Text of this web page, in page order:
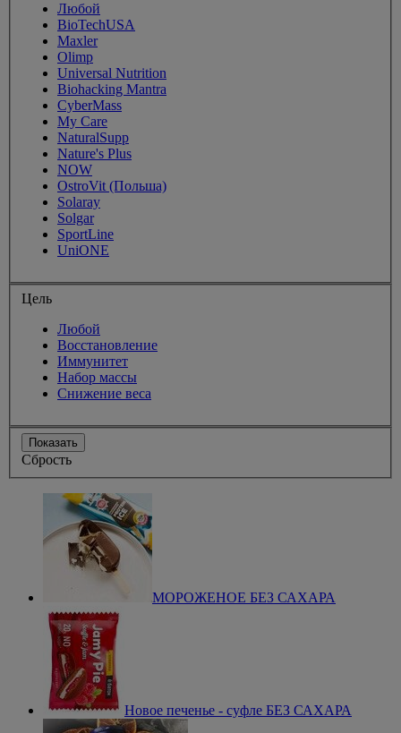
Любой
BioTechUSA
Maxler
Olimp
Universal Nutrition
Biohacking Mantra
CyberMass
My Care
NaturalSupp
Nature's Plus
NOW
OstroVit (Польша)
Solaray
Solgar
SportLine
UniONE
Цель
Любой
Восстановление
Иммунитет
Набор массы
Снижение веса
Показать
Сбрость
МОРОЖЕНОЕ БЕЗ САХАРА
Новое печенье - суфле БЕЗ САХАРА